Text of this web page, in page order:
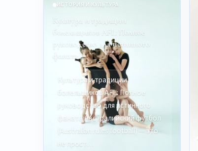
ИСТОРИЯ И КУЛЬТУРА
Культура и традиции
болельщиков AFL: Полное
руководство для истинного
фаната
Культура и традиции
болельщиков AFL: Полное
руководство для истинного
фаната Австралийский футбол
(Australian rules football) — это
не прост…